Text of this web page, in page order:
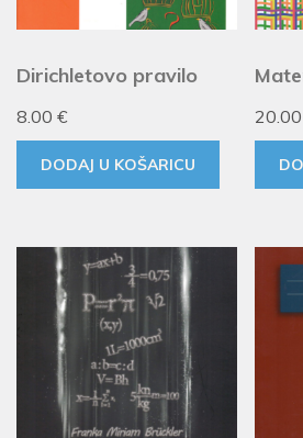
Dirichletovo pravilo
8.00 €
DODAJ U KOŠARICU